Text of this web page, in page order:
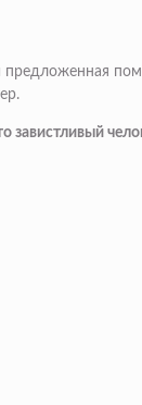
предложенная
завистливый